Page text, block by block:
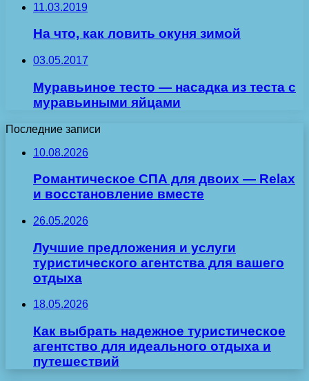
11.03.2019
На что, как ловить окуня зимой
03.05.2017
Муравьиное тесто — насадка из теста с
муравьиными яйцами
Последние записи
10.08.2026
Романтическое СПА для двоих — Relax
и восстановление вместе
26.05.2026
Лучшие предложения и услуги
туристического агентства для вашего
отдыха
18.05.2026
Как выбрать надежное туристическое
агентство для идеального отдыха и
путешествий